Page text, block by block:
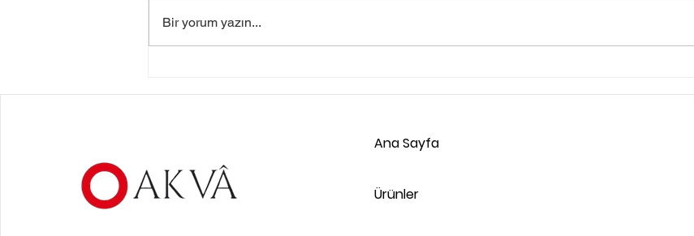
Hasarsız Taşıma Nasıl
Kilitli Köşebentlerin Önemi
Bir yorum yazın...
Ana Sayfa
Ürünler